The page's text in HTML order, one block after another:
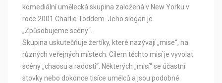
komediální umělecká skupina založená v New Yorku v
roce 2001 Charlie Toddem. Jeho slogan je
„Způsobujeme scény“.
Skupina uskutečňuje žertíky, které nazývají „mise“, na
různých veřejných místech. Cílem těchto misí je vyvolat
scény „chaosu a radosti“. Některých „misí“ se účastní
stovky nebo dokonce tisíce umělců a jsou podobné